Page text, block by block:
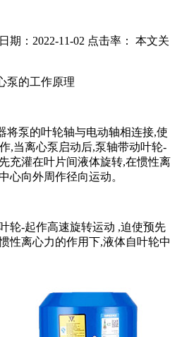
期：2022-11-02 点击率：
本文关
泵的工作原理
将泵的叶轮轴与电动轴相连接,使
,当离心泵启动后,泵轴带动叶轮-
充灌在叶片间液体旋转,在惯性离
心向外周作径向运动。
轮-起作高速旋转运动 ,迫使预先
性离心力的作用下,液体自叶轮中